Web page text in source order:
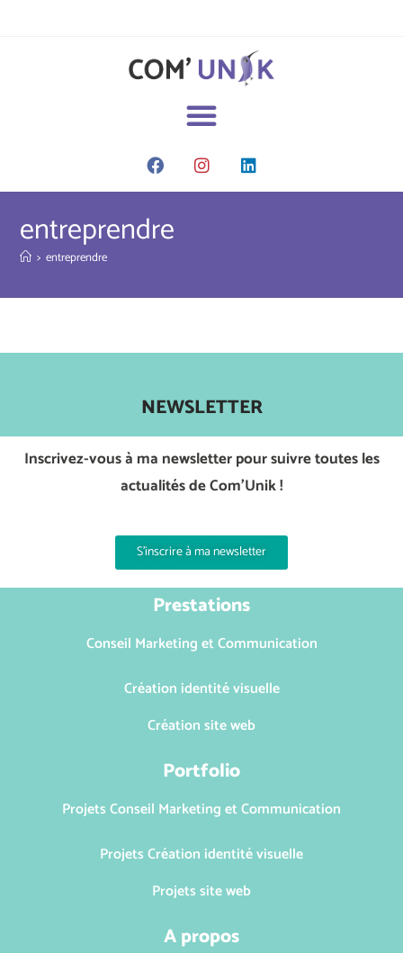
entreprendre
> entreprendre
NEWSLETTER
Inscrivez-vous à ma newsletter pour suivre toutes les
actualités de Com’Unik !
S'inscrire à ma newsletter
Prestations
Conseil Marketing et Communication
Création identité visuelle
Création site web
Portfolio
Projets Conseil Marketing et Communication
Projets Création identité visuelle
Projets site web
A propos